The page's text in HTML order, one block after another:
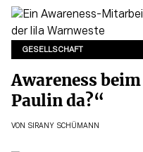
GESELLSCHAFT
Awareness
Paulin da?“
VON SIRANY SCHÜMANN